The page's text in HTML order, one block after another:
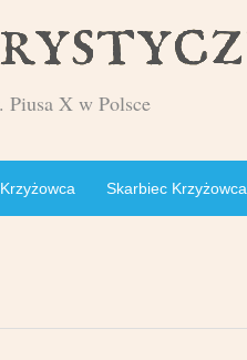
Piusa X w Polsce
Skarbiec Krzyżowca